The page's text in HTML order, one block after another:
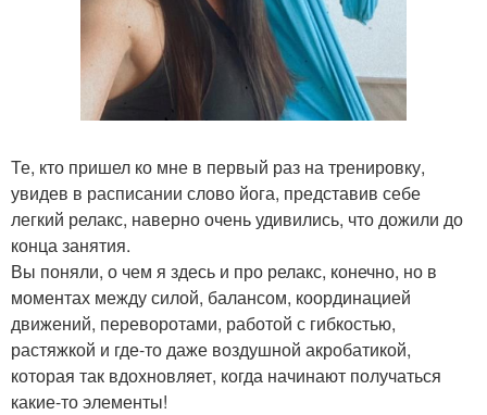
Те, кто пришел ко мне в первый раз на тренировку,
увидев в расписании слово йога, представив себе
легкий релакс, наверно очень удивились, что дожили до
конца занятия.
Вы поняли, о чем я здесь и про релакс, конечно, но в
моментах между силой, балансом, координацией
движений, переворотами, работой с гибкостью,
растяжкой и где-то даже воздушной акробатикой,
которая так вдохновляет, когда начинают получаться
какие-то элементы!